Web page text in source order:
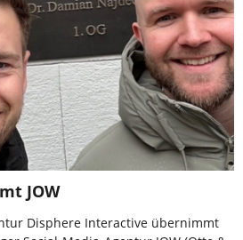
JOW
Disphere Interactive übernimmt